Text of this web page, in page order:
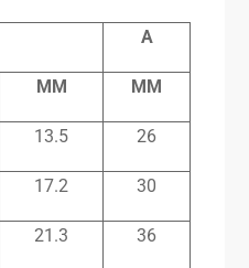
A
MM MM
13.5 26
17.2 30
21.3 36